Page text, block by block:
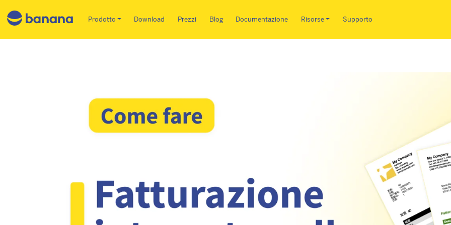
Main menu IT
Prodotto Download Prezzi Blog Documentazione Risorse Supporto